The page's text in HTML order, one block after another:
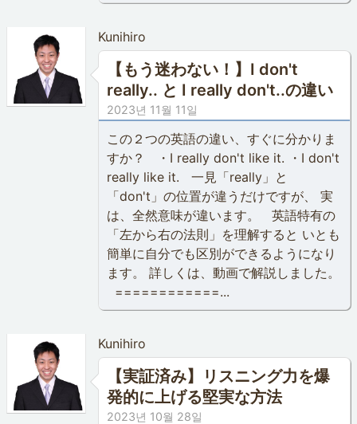
Kunihiro
【もう迷わない！】I don't
really.. と I really don't..の違い
2023년 11월 11일
この２つの英語の違い、すぐに分かりま
すか？ ・I really don't like it. ・I don't
really like it. 一見「really」と
「don't」の位置が違うだけですが、 実
は、全然意味が違います。 英語特有の
「左から右の法則」を理解すると いとも
簡単に自分でも区別ができるようになり
ます。 詳しくは、動画で解説しました。
============...
Kunihiro
【実証済み】リスニング力を爆
発的に上げる堅実な方法
2023년 10월 28일